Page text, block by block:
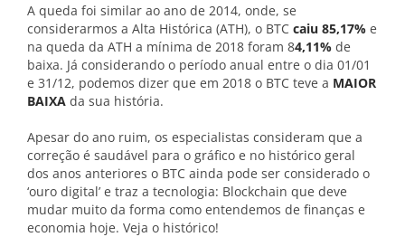
A queda foi similar ao ano de 2014, onde, se
considerarmos a Alta Histórica (ATH), o BTC caiu 85,17% e
na queda da ATH a mínima de 2018 foram 84,11% de
baixa. Já considerando o período anual entre o dia 01/01
e 31/12, podemos dizer que em 2018 o BTC teve a MAIOR
BAIXA da sua história.
Apesar do ano ruim, os especialistas consideram que a
correção é saudável para o gráfico e no histórico geral
dos anos anteriores o BTC ainda pode ser considerado o
‘ouro digital’ e traz a tecnologia: Blockchain que deve
mudar muito da forma como entendemos de finanças e
economia hoje. Veja o histórico!